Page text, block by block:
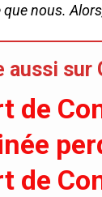
nous.
aussi sur
de
de